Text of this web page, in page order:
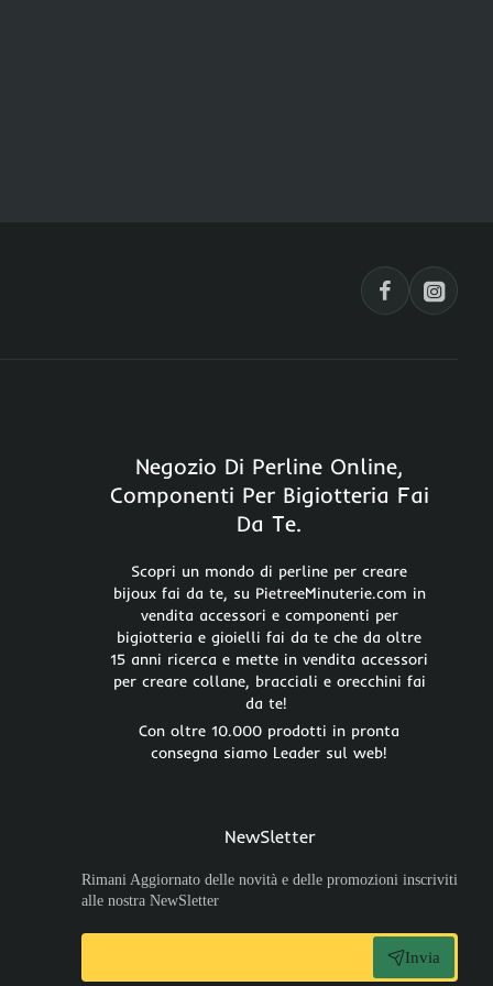
Negozio Di Perline Online,
Componenti Per Bigiotteria Fai
Da Te.
Scopri un mondo di perline per creare
bijoux fai da te, su PietreeMinuterie.com in
vendita accessori e componenti per
bigiotteria e gioielli fai da te che da oltre
15 anni ricerca e mette in vendita accessori
per creare collane, bracciali e orecchini fai
da te!
Con oltre 10.000 prodotti in pronta
consegna siamo Leader sul web!
NewSletter
Rimani Aggiornato delle novità e delle promozioni inscriviti
alle nostra NewSletter
Invia